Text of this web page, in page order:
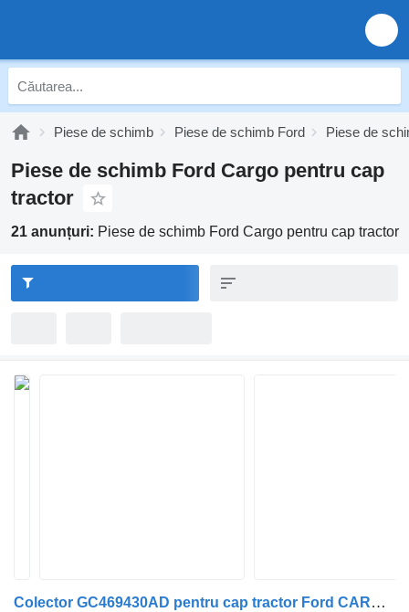
Piese de schimb Piese de schimb Ford Piese de
Piese de schimb Ford Cargo pentru cap
tractor
21 anunțuri: Piese de schimb Ford Cargo pentru cap tractor
Colector GC469430AD pentru cap tractor Ford CARGO F-MAX FHR6